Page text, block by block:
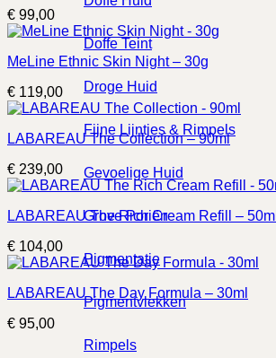
Doffe Teint
Droge Huid
Fijne Lijntjes & Rimpels
Gevoelige Huid
Grove Poriën
Pigmentatie
Pigmentvlekken
Rimpels
€ 99,00
MeLine Ethnic Skin Night – 30g
€ 119,00
LABAREAU The Collection – 90ml
€ 239,00
LABAREAU The Rich Cream Refill – 50ml
€ 104,00
LABAREAU The Day Formula – 30ml
€ 95,00